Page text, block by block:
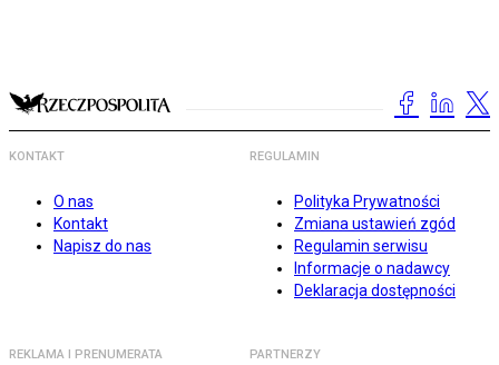
KONTAKT
O nas
Kontakt
Napisz do nas
REGULAMIN
Polityka Prywatności
Zmiana ustawień zgód
Regulamin serwisu
Informacje o nadawcy
Deklaracja dostępności
REKLAMA I PRENUMERATA PARTNERZY